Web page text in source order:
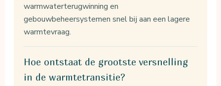
warmwaterterugwinning en
gebouwbeheersystemen snel bij aan een lagere
warmtevraag.
Hoe ontstaat de grootste versnelling
in de warmtetransitie?